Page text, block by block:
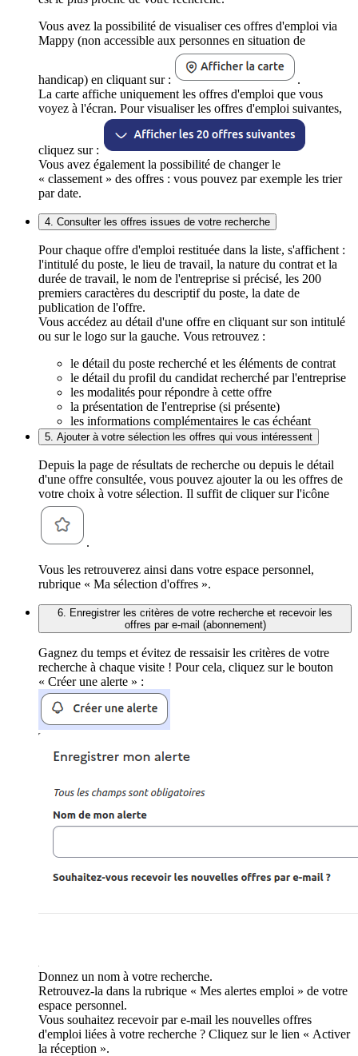
Vous avez la possibilité de visualiser ces offres d'emploi via
Mappy (non accessible aux personnes en situation de
handicap) en cliquant sur :
.
La carte affiche uniquement les offres d'emploi que vous
voyez à l'écran. Pour visualiser les offres d'emploi suivantes,
cliquez sur :
Vous avez également la possibilité de changer le
« classement » des offres : vous pouvez par exemple les trier
par date.
4. Consulter les offres issues de votre recherche
Pour chaque offre d'emploi restituée dans la liste, s'affichent :
l'intitulé du poste, le lieu de travail, la nature du contrat et la
durée de travail, le nom de l'entreprise si précisé, les 200
premiers caractères du descriptif du poste, la date de
publication de l'offre.
Vous accédez au détail d'une offre en cliquant sur son intitulé
ou sur le logo sur la gauche. Vous retrouvez :
le détail du poste recherché et les éléments de contrat
le détail du profil du candidat recherché par l'entreprise
les modalités pour répondre à cette offre
la présentation de l'entreprise (si présente)
les informations complémentaires le cas échéant
5. Ajouter à votre sélection les offres qui vous intéressent
Depuis la page de résultats de recherche ou depuis le détail
d'une offre consultée, vous pouvez ajouter la ou les offres de
votre choix à votre sélection. Il suffit de cliquer sur l'icône
.
Vous les retrouverez ainsi dans votre espace personnel,
rubrique « Ma sélection d'offres ».
6. Enregistrer les critères de votre recherche et recevoir les
offres par e-mail (abonnement)
Gagnez du temps et évitez de ressaisir les critères de votre
recherche à chaque visite ! Pour cela, cliquez sur le bouton
« Créer une alerte » :
Donnez un nom à votre recherche.
Retrouvez-la dans la rubrique « Mes alertes emploi » de votre
espace personnel.
Vous souhaitez recevoir par e-mail les nouvelles offres
d'emploi liées à votre recherche ? Cliquez sur le lien « Activer
la réception ».